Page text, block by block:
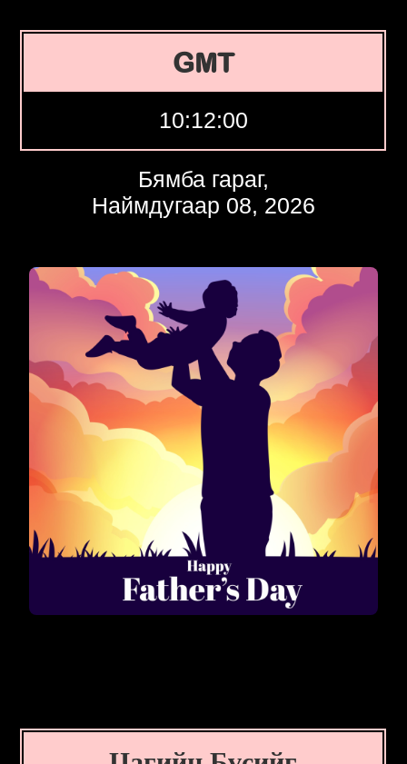
GMT
10:12:01
Бямба гараг,
Наймдугаар 08, 2026